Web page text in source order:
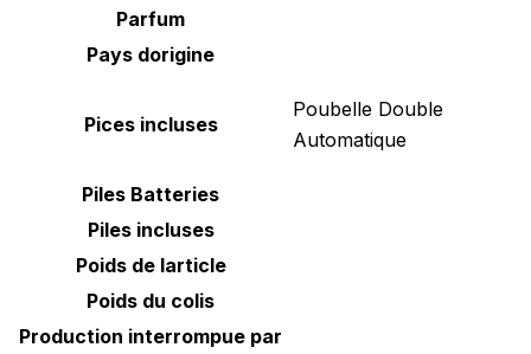
Parfum
Pays dorigine
Pices incluses
‎Poubelle Double
Automatique
Piles Batteries
Piles incluses
Poids de larticle
Poids du colis
Production interrompue par